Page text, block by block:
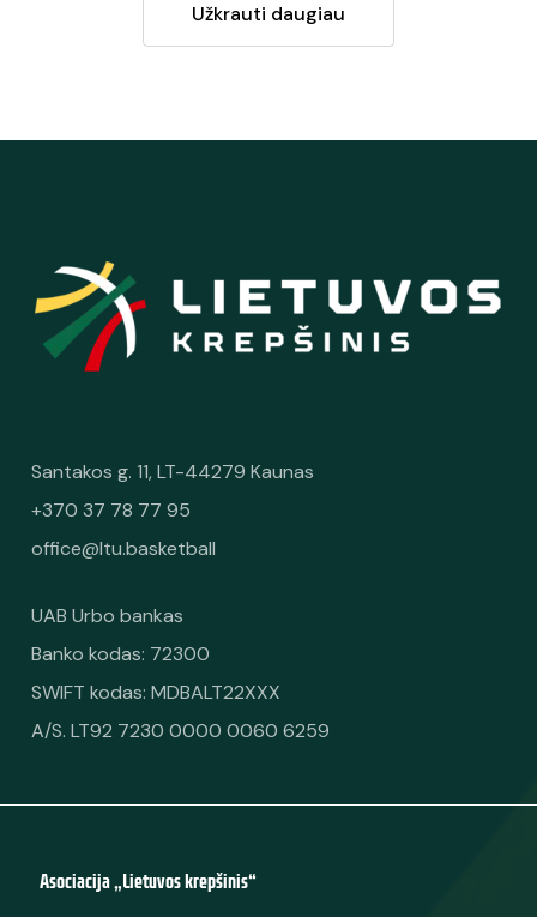
Užkrauti daugiau
Santakos g. 11, LT-44279 Kaunas
+370 37 78 77 95
office@ltu.basketball
UAB Urbo bankas
Banko kodas: 72300
SWIFT kodas: MDBALT22XXX
A/S. LT92 7230 0000 0060 6259
Asociacija „Lietuvos krepšinis“